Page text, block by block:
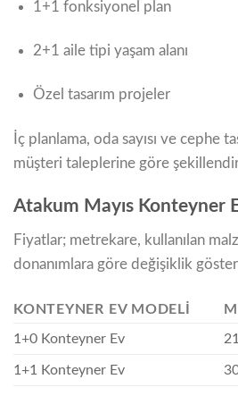
1+1 fonksiyonel plan
2+1 aile tipi yaşam alanı
Özel tasarım projeler
İç planlama, oda sayısı ve cephe
müşteri taleplerine göre
Atakum Mayıs Konteyner
Fiyatlar; metrekare, kullanılan
donanımlara göre değişiklik
KONTEYNER EV MODELI
1+0 Konteyner Ev
1+1 Konteyner Ev